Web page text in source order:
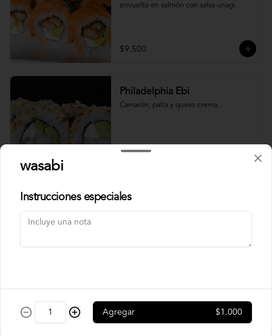
envuelto en salmón con salsa unagi.
$9.500
Philadelphia Ebi
Camarón, palta y queso crema.
Philadelphia Roll
Rainbow Roll
Camarón, queso crema y pepino,
wasabi
Instrucciones especiales
Agregar $1.000